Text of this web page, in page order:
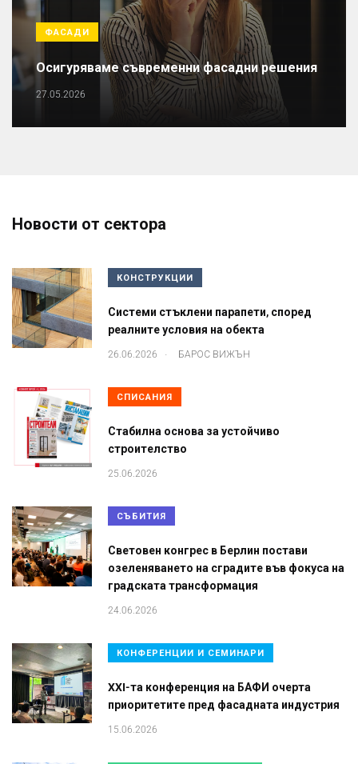
ФАСАДИ
Осигуряваме съвременни фасадни решения
27.05.2026
Новости от сектора
КОНСТРУКЦИИ
Системи стъклени парапети, според
реалните условия на обекта
26.06.2026 . БАРОС ВИЖЪН
СПИСАНИЯ
Стабилна основа за устойчиво
строителство
25.06.2026
СЪБИТИЯ
Световен конгрес в Берлин постави
озеленяването на сградите във фокуса на
градската трансформация
24.06.2026
КОНФЕРЕНЦИИ И СЕМИНАРИ
XXI-та конференция на БАФИ очерта
приоритетите пред фасадната индустрия
15.06.2026